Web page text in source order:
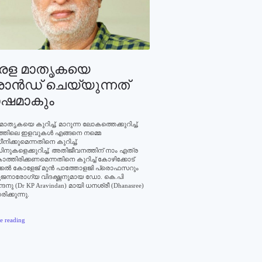
മാതൃകയെ
ചെയ്യുന്നത്
കുറിച്ച്‌, മാറുന്ന ലോകത്തെക്കുറിച്ച്,
ഇളവുകള്‍ എങ്ങനെ നമ്മെ
കുറിച്ച്,
അതിജീവനത്തിന് നാം എത്ര
കുറിച്ച് കോഴിക്കോട്
കോളേജ് മുന്‍ പാത്തോളജി പ്രൊഫസറും
വിദഗ്ദ്ധനുമായ ഡോ. കെ.പി
(Dr KP Aravindan) മായി ധനശ്രീ (Dhanasree)
reading